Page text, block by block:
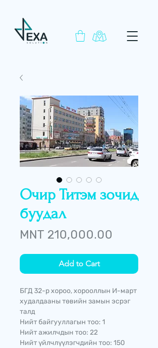
Очир Титэм зочид
буудал
MNT 210,000.00
Add to Cart
БГД 32-р хороо, хорооллын И-март
худалдааны төвийн замын эсрэг
талд
Нийт байгууллагын тоо: 1
Нийт ажилчдын тоо: 22
Нийт үйлчлүүлэгчдийн тоо: 150